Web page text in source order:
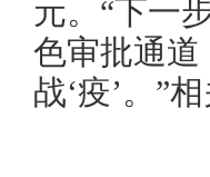
元。“下一
色审批通
战‘疫’。”